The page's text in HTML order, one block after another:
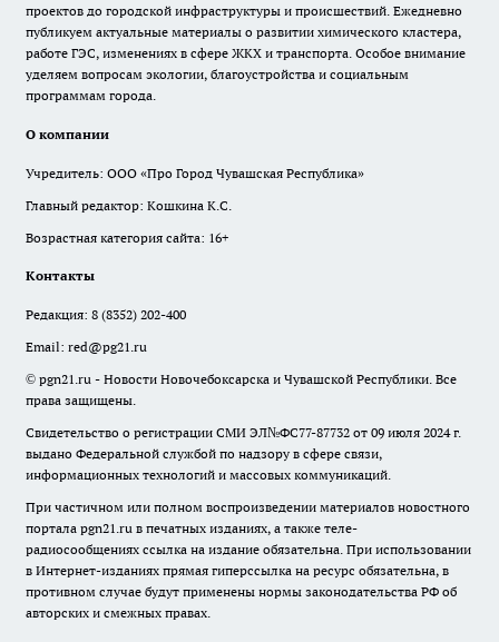
проектов до городской инфраструктуры и происшествий. Ежедневно
публикуем актуальные материалы о развитии химического кластера,
работе ГЭС, изменениях в сфере ЖКХ и транспорта. Особое внимание
уделяем вопросам экологии, благоустройства и социальным
программам города.
О компании
Учредитель: ООО «Про Город Чувашская Республика»
Главный редактор: Кошкина К.С.
Возрастная категория сайта: 16+
Контакты
Редакция: 8 (8352) 202-400
Email: red@pg21.ru
© pgn21.ru - Новости Новочебоксарска и Чувашской Республики. Все
права защищены.
Свидетельство о регистрации СМИ ЭЛ№ФС77-87732 от 09 июля 2024 г.
выдано Федеральной службой по надзору в сфере связи,
информационных технологий и массовых коммуникаций.
При частичном или полном воспроизведении материалов новостного
портала pgn21.ru в печатных изданиях, а также теле-
радиосообщениях ссылка на издание обязательна. При использовании
в Интернет-изданиях прямая гиперссылка на ресурс обязательна, в
противном случае будут применены нормы законодательства РФ об
авторских и смежных правах.